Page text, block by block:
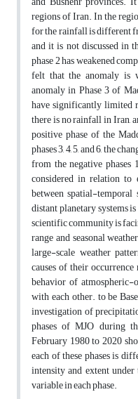
regions of Iran. In the
for the rainfall is different
and it is not discussed in
phase 2 has weakened
felt that the anomaly is
anomaly in Phase 3 of
have significantly limited
there is no rainfall in Iran,
positive phase of the
phases 3, 4, 5, and 6, the
from the negative phases
considered in relation to
between spatial-temporal
distant planetary systems
scientific community is
range and seasonal
large-scale weather
causes of their
behavior of atmospheric-
with each other. to be
investigation of
phases of MJO during
February 1980 to 2020
each of these phases is
intensity and extent
variable in each phase.